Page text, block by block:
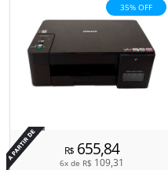
35% OFF
Por
R$655,84
6x de R$ 109,31